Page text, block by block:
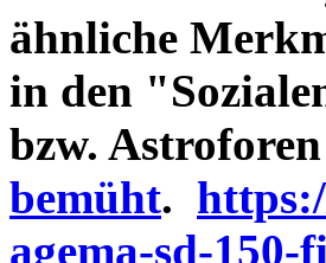
ähnliche
in den
bzw.
bemüht.
agema-sd-